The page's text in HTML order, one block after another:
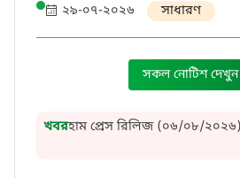
২৯-০৭-২০২৬
সাধারণ
সকল নোটিশ দেখুন
খবর
হাম প্রেস রিলিজ (০৮/০৮/২০২৬)
হাম প্রেস রিলিজ (০৬/০৮/২০২৬)